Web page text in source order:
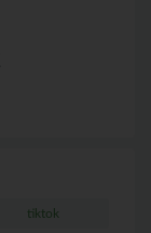
tiktok